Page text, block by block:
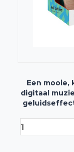
Een mooie,
digitaal